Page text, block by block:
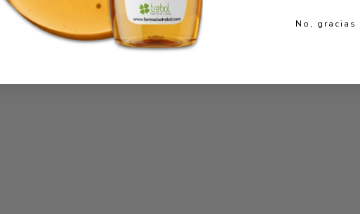
No, gracias